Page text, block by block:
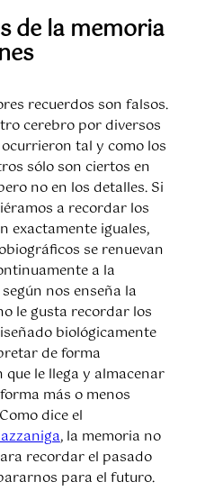
de la memoria
recuerdos son falsos.
cerebro por diversos
tal y como los
sólo son ciertos en
no en los detalles. Si
a recordar los
exactamente iguales,
se renuevan
a la
nos enseña la
le gusta recordar los
biológicamente
de forma
le llega y almacenar
más o menos
dice el
, la memoria no
recordar el pasado
para el futuro.